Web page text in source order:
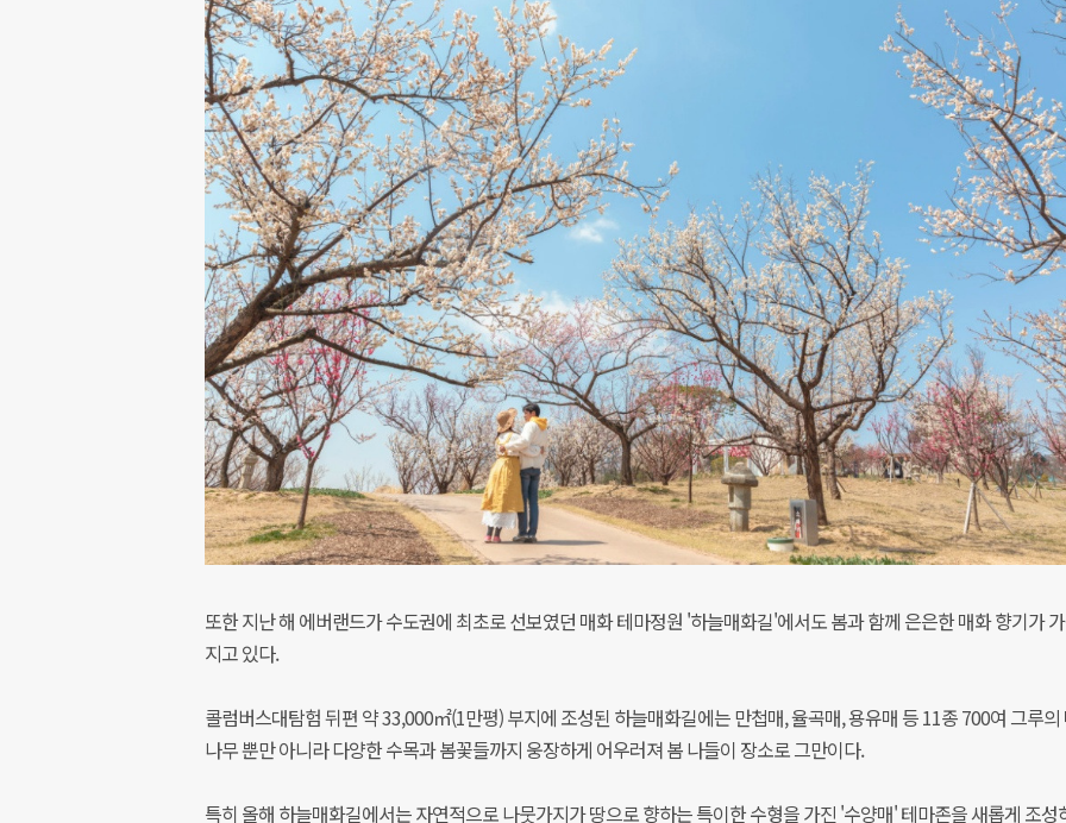
또한 지난 해 에버랜드가 수도권에 최초로 선보였던 매화 테마정원 '하늘매화길'에서도 봄과 함께 은은한 매화 향기가
지고 있다.
콜럼버스대탐험 뒤편 약 33,000㎡(1만평) 부지에 조성된 하늘매화길에는 만첩매, 율곡매, 용유매 등 11종 700여 그루의
나무 뿐만 아니라 다양한 수목과 봄꽃들까지 웅장하게 어우러져 봄 나들이 장소로 그만이다.
특히 올해 하늘매화길에서는 자연적으로 나뭇가지가 땅으로 향하는 특이한 수형을 가진 '수양매' 테마존을 새롭게 조성